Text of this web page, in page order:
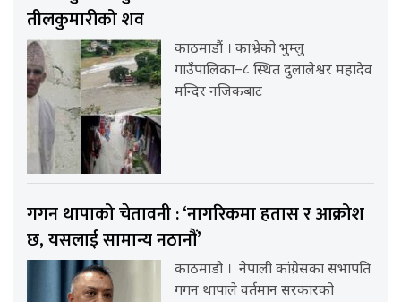
तीलकुमारीको शव
काठमाडौं । काभ्रेको भुम्लु
गाउँपालिका–८ स्थित दुलालेश्वर महादेव
मन्दिर नजिकबाट
गगन थापाको चेतावनी : ‘नागरिकमा हतास र आक्रोश
छ, यसलाई सामान्य नठानौं’
काठमाडौ । नेपाली कांग्रेसका सभापति
गगन थापाले वर्तमान सरकारको